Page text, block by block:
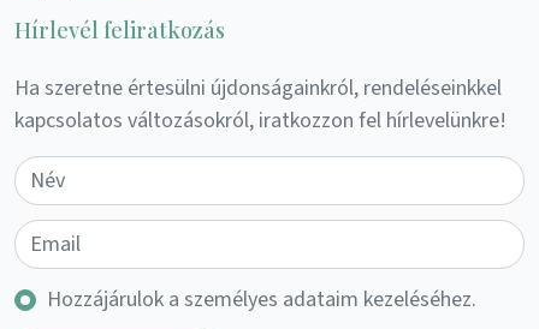
Hírlevél feliratkozás
Ha szeretne értesülni újdonságainkról, rendeléseinkkel
kapcsolatos változásokról, iratkozzon fel hírlevelünkre!
Hozzájárulok a személyes adataim kezeléséhez.